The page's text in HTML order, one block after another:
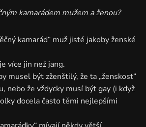
kamarádem mužem a ženou?
kamarád“ muž jisté jakoby ženské
více jin než jang.
musel být zženštilý, že ta „ženskost“
nebo že vždycky musí být gay (i když
docela často těmi nejlepšími